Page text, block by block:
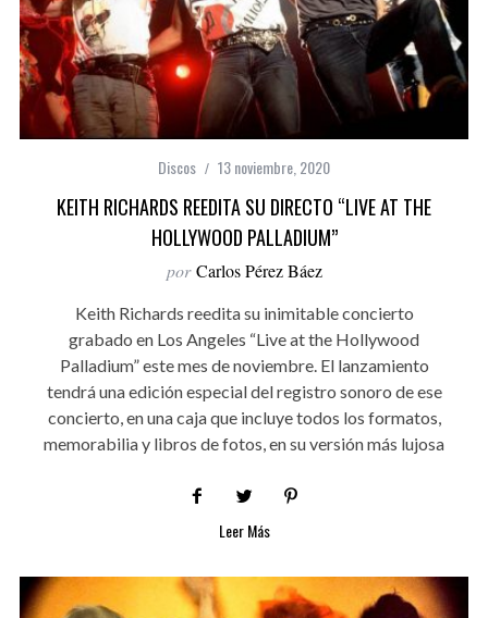
Discos 13 noviembre, 2020
KEITH RICHARDS REEDITA SU DIRECTO “LIVE AT THE
HOLLYWOOD PALLADIUM”
por Carlos Pérez Báez
Keith Richards reedita su inimitable concierto
grabado en Los Angeles “Live at the Hollywood
Palladium” este mes de noviembre. El lanzamiento
tendrá una edición especial del registro sonoro de ese
concierto, en una caja que incluye todos los formatos,
memorabilia y libros de fotos, en su versión más lujosa
Leer Más